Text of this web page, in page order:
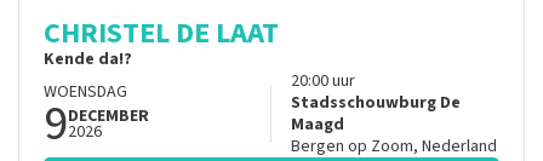
CHRISTEL DE LAAT
Kende da!?
WOENSDAG
9DECEMBER
2026
20:00uur
Stadsschouwburg De
Maagd
Bergen op Zoom, Nederland